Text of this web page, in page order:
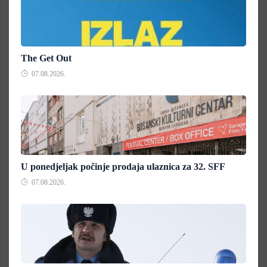
The Get Out
07.08.2026.
U ponedjeljak počinje prodaja ulaznica za 32. SFF
07.08.2026.